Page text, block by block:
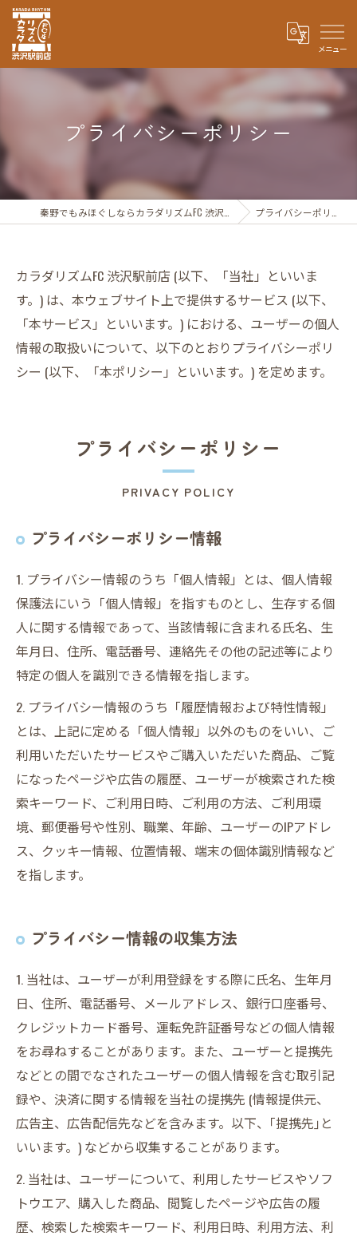
プライバシーポリシー
プライバシーポリシー
カラダリズムFC 渋沢駅前店 (以下、「当社」といいま
す。) は、本ウェブサイト上で提供するサービス (以下、
「本サービス」といいます。) における、ユーザーの個人
情報の取扱いについて、以下のとおりプライバシーポリ
シー (以下、「本ポリシー」といいます。) を定めます。
プライバシーポリシー
PRIVACY POLICY
プライバシーポリシー情報
1. プライバシー情報のうち「個人情報」とは、個人情報
保護法にいう「個人情報」を指すものとし、生存する個
人に関する情報であって、当該情報に含まれる氏名、生
年月日、住所、電話番号、連絡先その他の記述等により
特定の個人を識別できる情報を指します。
2. プライバシー情報のうち「履歴情報および特性情報」
とは、上記に定める「個人情報」以外のものをいい、ご
利用いただいたサービスやご購入いただいた商品、ご覧
になったページや広告の履歴、ユーザーが検索された検
索キーワード、ご利用日時、ご利用の方法、ご利用環
境、郵便番号や性別、職業、年齢、ユーザーのIPアドレ
ス、クッキー情報、位置情報、端末の個体識別情報など
を指します。
プライバシー情報の収集方法
1. 当社は、ユーザーが利用登録をする際に氏名、生年月
日、住所、電話番号、メールアドレス、銀行口座番号、
クレジットカード番号、運転免許証番号などの個人情報
をお尋ねすることがあります。また、ユーザーと提携先
などとの間でなされたユーザーの個人情報を含む取引記
録や、決済に関する情報を当社の提携先 (情報提供元、
広告主、広告配信先などを含みます。以下、｢提携先｣と
いいます。) などから収集することがあります。
2. 当社は、ユーザーについて、利用したサービスやソフ
トウエア、購入した商品、閲覧したページや広告の履
歴、検索した検索キーワード、利用日時、利用方法、利